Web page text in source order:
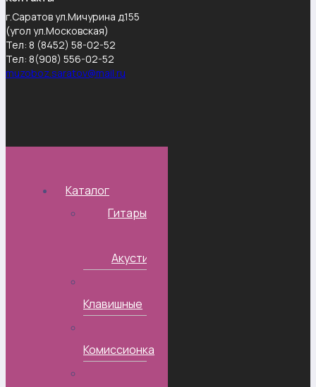
г.Саратов ул.Мичурина д.155
(угол ул.Московская)
Тел: 8 (8452) 58-02-52
Тел: 8(908) 556-02-52
muzoboz.saratov@mail.ru
Каталог
Гитары
Акустические
Клавишные
Комиссионка